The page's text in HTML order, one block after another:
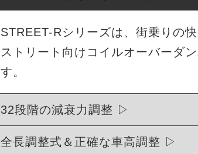
STREET-Rシリーズは、街乗りの
ストリート向けコイルオーバーダ
す。
32段階の減衰力調整
全長調整式＆正確な車高調整